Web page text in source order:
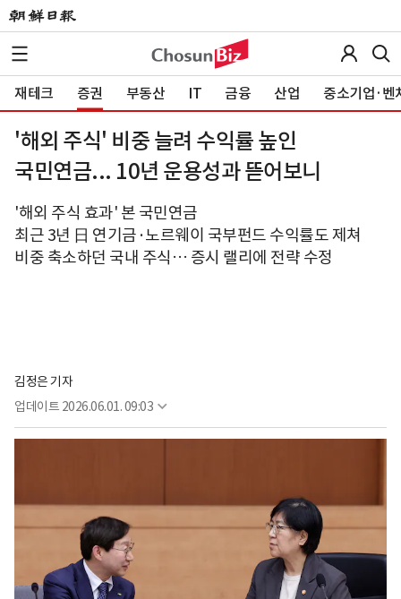
재테크 증권 부동산 IT 금융 산업 중소기업·벤
'해외 주식' 비중 늘려 수익률 높인
국민연금... 10년 운용성과 뜯어보니
'해외 주식 효과' 본 국민연금
최근 3년 日 연기금·노르웨이 국부펀드 수익률도 제쳐
비중 축소하던 국내 주식… 증시 랠리에 전략 수정
김정은 기자
업데이트 2026.06.01. 09:03